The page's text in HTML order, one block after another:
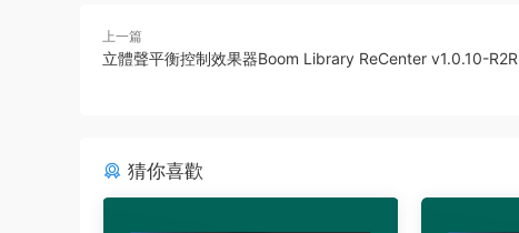
上一篇
立體聲平衡控制效果器Boom Library ReCenter v1.0.10-R2R
猜你喜歡